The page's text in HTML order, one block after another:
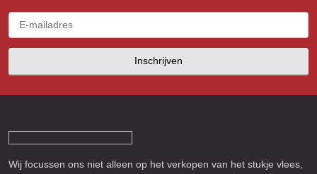
Inschrijven
Wij focussen ons niet alleen op het verkopen van het stukje vlees,